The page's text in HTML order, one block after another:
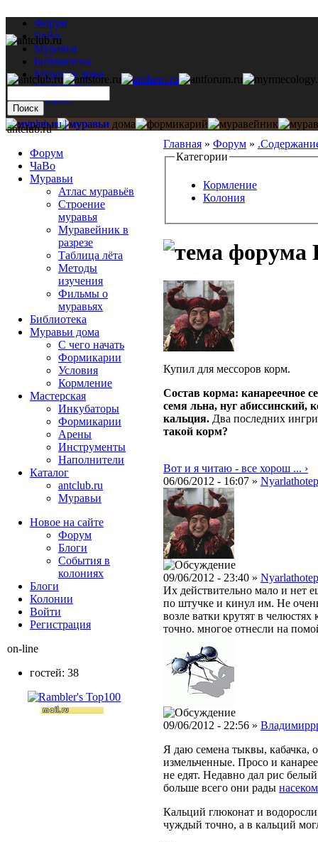
Форум
ЧаВо
Муравьи
Библиотека
Муравьи дома
Мастерская
Каталог
Главная » Форум »
Категории
Кормление
Колония
Купил для мессоров корм.
Состав корма: канареечное
семя льна, нуг абиссинский,
кальция. Два последних
такой корм?
Вот и я читаю - все хорош ... ›
06/06/2012 - 16:07 » Nyarlathotep
09/06/2012 - 23:40 » Nyarlathotep
Их действительно мало и нет
по штучке и кинул им. Не
возле ватки крутят в
точно. многое отнесли на
09/06/2012 - 22:56 »
Я даю семена тыквы, кабачка,
измельченные. Просо и
не едят. Недавно дал рис
больше всего они рады
Кальций глюконат и
чуждый точно, а в кальций
antclub.ru
Форум
ЧаВо
Муравьи
Атлас муравьёв
Строение
муравья
Муравейник в
разрезе
Таблица лёта
Методы
изучения
Фильмы о
муравьях
Библиотека
Муравьи дома
С чего начать
Формикарии
Условия
Кормление
Мастерская
Инкубаторы
Формикарии
Арены
Инструменты
Наполнители
Каталог
antclub.ru
Муравьи
Новое на сайте
Форум
Блоги
События в
колониях
Блоги
Колонии
Войти
Peгиcтpaция
on-line
гостей: 38